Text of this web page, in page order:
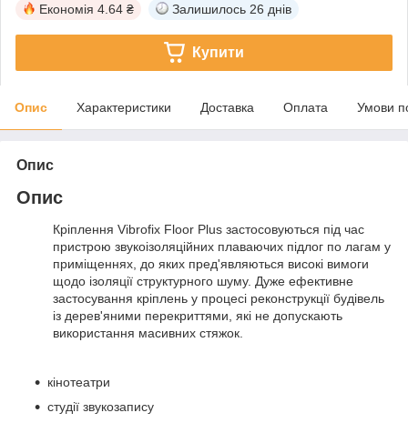
Економія 4.64 ₴ Залишилось 26 днів
Купити
Опис Характеристики Доставка Оплата Умови
Опис
Опис
Кріплення Vibrofix Floor Plus застосовуються під час
пристрою звукоізоляційних плаваючих підлог по лагам у
приміщеннях, до яких пред'являються високі вимоги
щодо ізоляції структурного шуму. Дуже ефективне
застосування кріплень у процесі реконструкції будівель
із дерев'яними перекриттями, які не допускають
використання масивних стяжок.
кінотеатри
студії звукозапису